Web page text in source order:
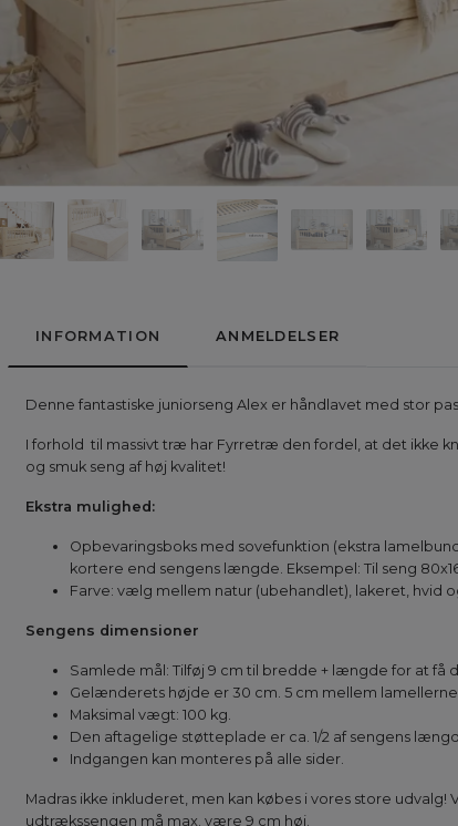
INFORMATION ANMELDELSER
Denne fantastiske juniorseng Alex er håndlavet med stor
I forhold til massivt træ har Fyrretræ den fordel, at det ikke
og smuk seng af høj kvalitet!
Ekstra mulighed:
Opbevaringsboks med sovefunktion (ekstra
kortere end sengens længde. Eksempel: Til seng
Farve: vælg mellem natur (ubehandlet), lakeret, hvid
Sengens dimensioner
Samlede mål: Tilføj 9 cm til bredde + længde for at få
Gelænderets højde er 30 cm. 5 cm mellem lamellerne.
Maksimal vægt: 100 kg.
Den aftagelige støtteplade er ca. 1/2 af sengens
Indgangen kan monteres på alle sider.
Madras ikke inkluderet, men kan købes i vores store udvalg!
udtrækssengen må max. være 9 cm høj.